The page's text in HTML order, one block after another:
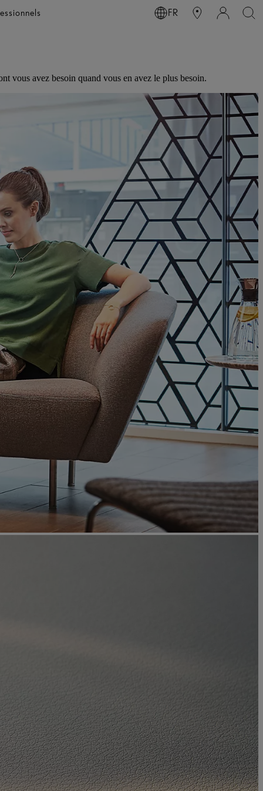
FR
vous avez besoin quand vous en avez le plus besoin.